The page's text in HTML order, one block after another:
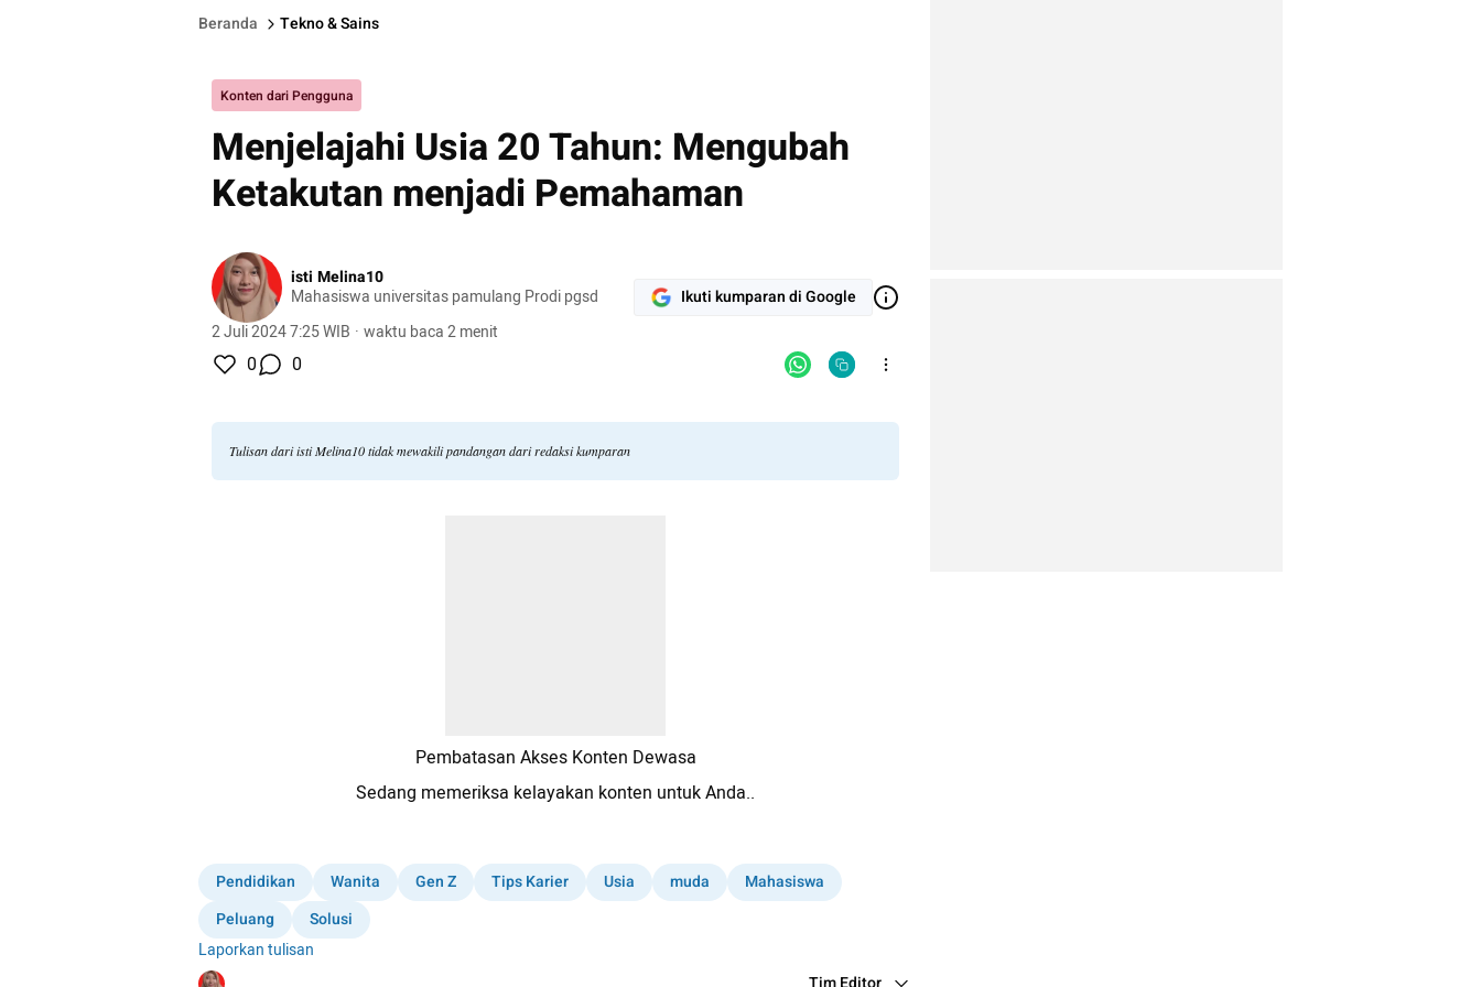
Beranda Tekno & Sains
Konten dari Pengguna
Menjelajahi Usia 20 Tahun: Mengubah
Ketakutan menjadi Pemahaman
isti Melina10
Mahasiswa universitas pamulang Prodi pgsd
2 Juli 2024 7:25 WIB · waktu baca 2 menit
Ikuti kumparan di Google
0 0
Tulisan dari isti Melina10 tidak mewakili pandangan dari redaksi kumparan
Pembatasan Akses Konten Dewasa
Sedang memeriksa kelayakan konten untuk Anda..
Pendidikan Wanita Gen Z Tips Karier Usia muda
Mahasiswa
Peluang
Solusi
Laporkan tulisan